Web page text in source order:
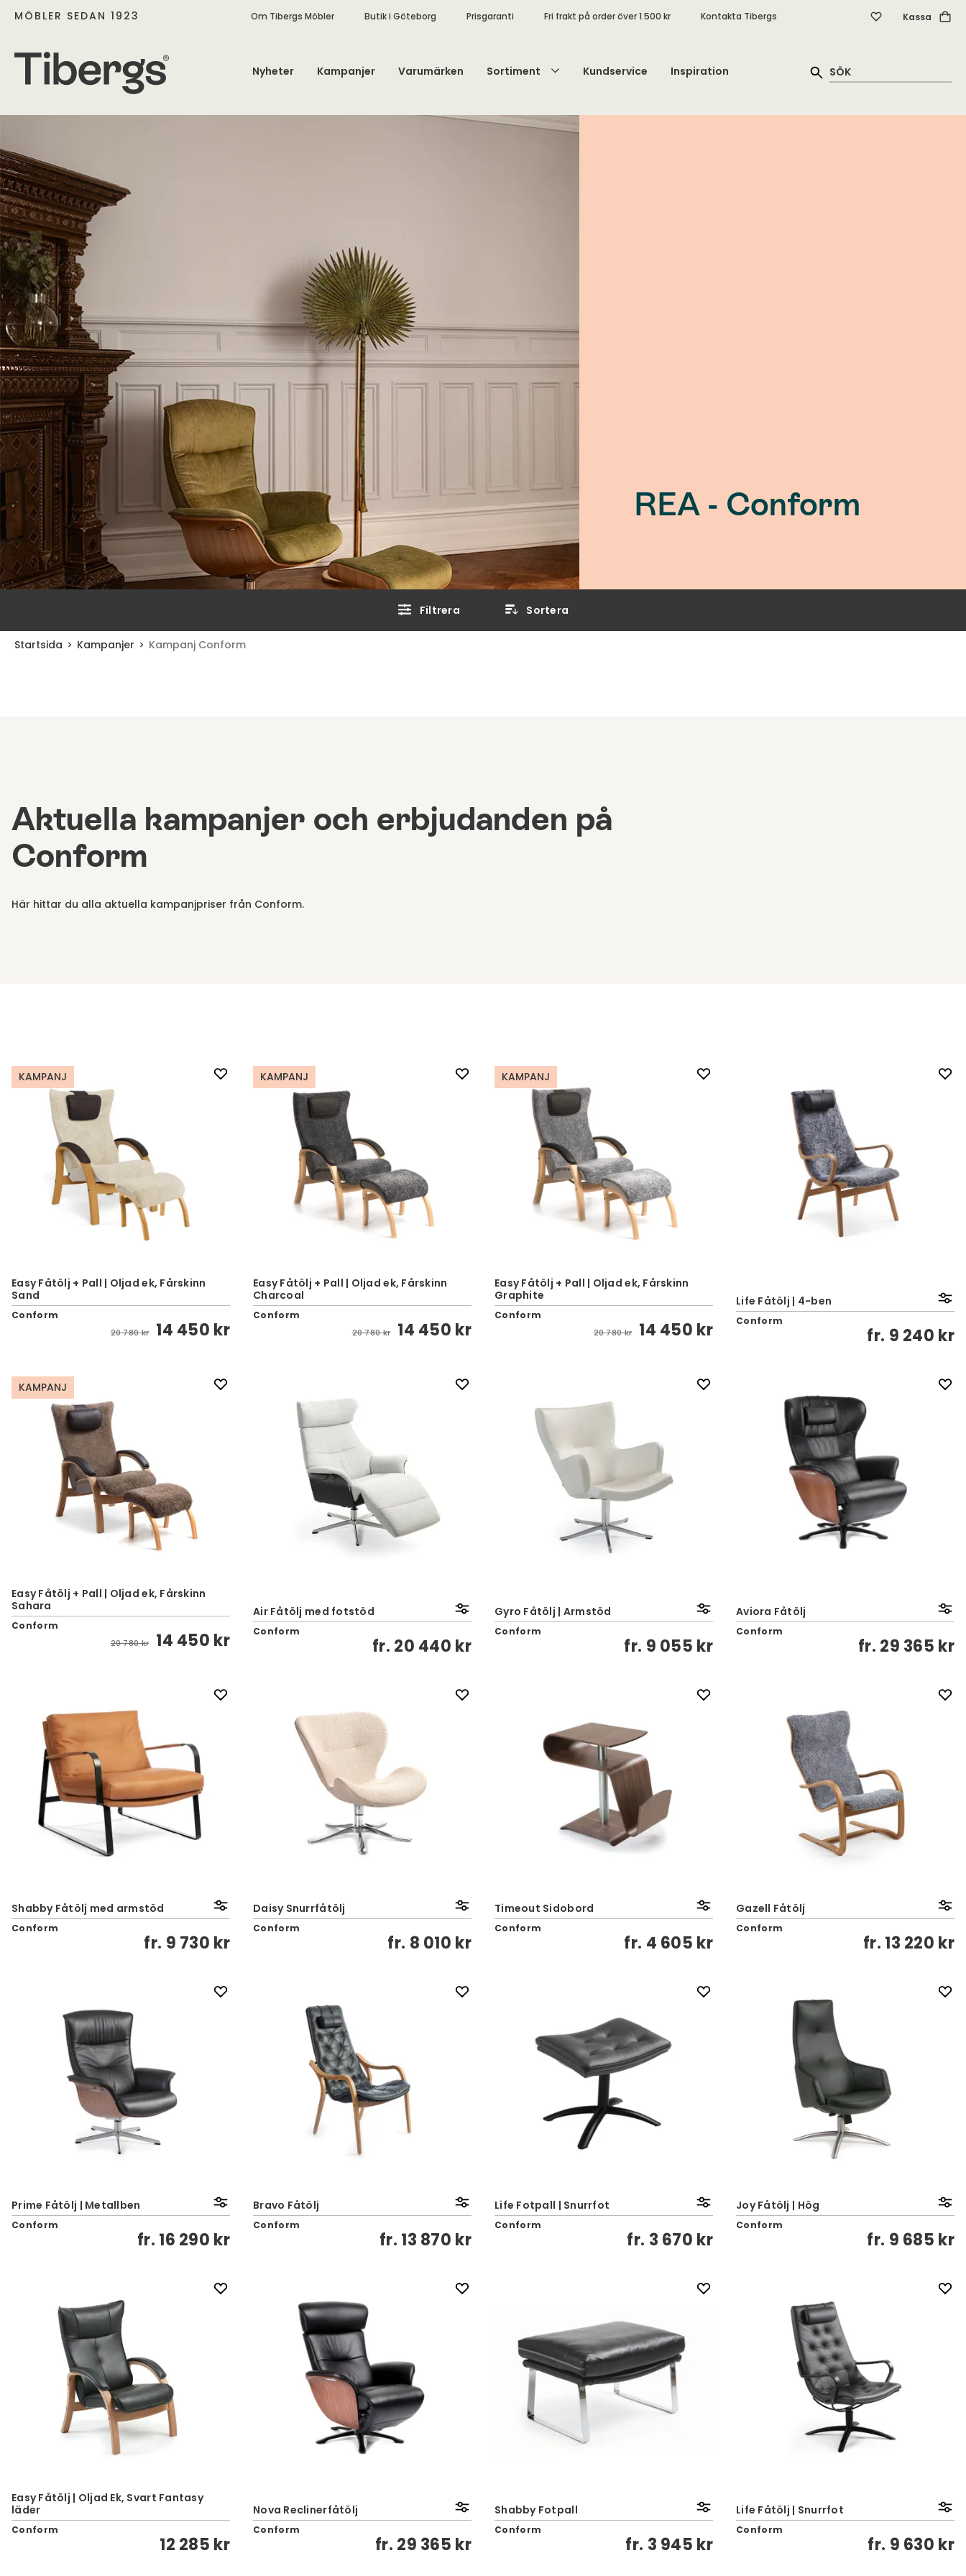
MÖBLER SEDAN 1923 Om Tibergs Möbler Butik i Göteborg Prisgaranti Fri frakt på order över 1.500 kr Kontakta Tibergs Kassa
Nyheter Kampanjer Varumärken Sortiment Kundservice Inspiration
REA - Conform
Filtrera Sortera
Startsida Kampanjer Kampanj Conform
Aktuella kampanjer och erbjudanden på
Conform
Här hittar du alla aktuella kampanjpriser från Conform.
KAMPANJ
Easy Fåtölj + Pall | Oljad ek, Fårskinn
Sand
Conform
20 780 kr 14 450 kr
KAMPANJ
Easy Fåtölj + Pall | Oljad ek, Fårskinn
Charcoal
Conform
20 780 kr 14 450 kr
KAMPANJ
Easy Fåtölj + Pall | Oljad ek, Fårskinn
Graphite
Conform
20 780 kr 14 450 kr
Life Fåtölj | 4-ben
Conform
fr. 9 240 kr
KAMPANJ
Easy Fåtölj + Pall | Oljad ek, Fårskinn
Sahara
Conform
20 780 kr 14 450 kr
Air Fåtölj med fotstöd
Conform
fr. 20 440 kr
Gyro Fåtölj | Armstöd
Conform
fr. 9 055 kr
Aviora Fåtölj
Conform
fr. 29 365 kr
Shabby Fåtölj med armstöd
Conform
fr. 9 730 kr
Daisy Snurrfåtölj
Conform
fr. 8 010 kr
Timeout Sidobord
Conform
fr. 4 605 kr
Gazell Fåtölj
Conform
fr. 13 220 kr
Prime Fåtölj | Metallben
Conform
fr. 16 290 kr
Bravo Fåtölj
Conform
fr. 13 870 kr
Life Fotpall | Snurrfot
Conform
fr. 3 670 kr
Joy Fåtölj | Hög
Conform
fr. 9 685 kr
Easy Fåtölj | Oljad Ek, Svart Fantasy
läder
Conform
12 285 kr
Nova Reclinerfåtölj
Conform
fr. 29 365 kr
Shabby Fotpall
Conform
fr. 3 945 kr
Life Fåtölj | Snurrfot
Conform
fr. 9 630 kr